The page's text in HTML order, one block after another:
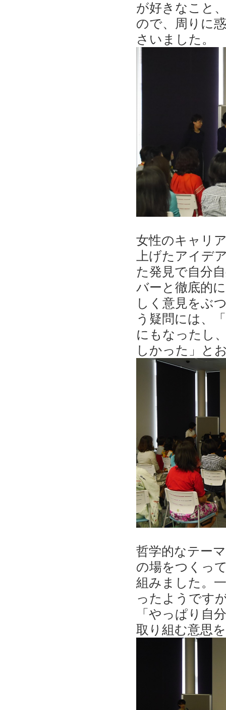
が好きなこと
ので、周りに
さいました。
女性のキャリ
上げたアイデ
た発見で自分
バーと徹底的
しく意見をぶ
う疑問には、
にもなったし
しかった」と
哲学的なテー
の場をつくっ
組みました。
ったようです
「やっぱり自
取り組む意思